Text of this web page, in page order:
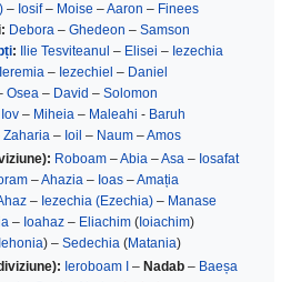
– Iosif– Moise –Aaron – Finees
Debora – Ghedeon – Samson
: Ilie Tesviteanul – Elisei – Iezechia
Ieremia – Iezechiel – Daniel
Osea – David – Solomon
Iov – Miheia – Maleahi - Baruh
Zaharia – Ioil – Naum –Amos
Roboam–Abia–Asa– Iosafat
–Ahazia – Ioas –Amația
– Iezechia (Ezechia) – Manase
– Ioahaz– Eliachim(Ioiachim)
Iehonia) – Sedechia (Matania)
Ieroboam I – Nadab– Baeșa